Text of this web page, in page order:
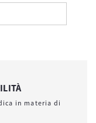
in materia di